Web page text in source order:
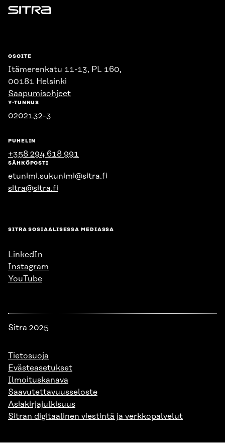
Sitra
OSOITE
Itämerenkatu 11-13, PL 160,
00181 Helsinki
Saapumisohjeet
Y-TUNNUS
0202132-3
PUHELIN
+358 294 618 991
SÄHKÖPOSTI
etunimi.sukunimi@sitra.fi
sitra@sitra.fi
SITRA SOSIAALISESSA MEDIASSA
LinkedIn
Instagram
YouTube
Sitra 2025
Tietosuoja
Evästeasetukset
Ilmoituskanava
Saavutettavuusseloste
Asiakirjajulkisuus
Sitran digitaalinen viestintä ja verkkopalvelut